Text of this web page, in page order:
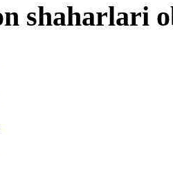
shaharlari